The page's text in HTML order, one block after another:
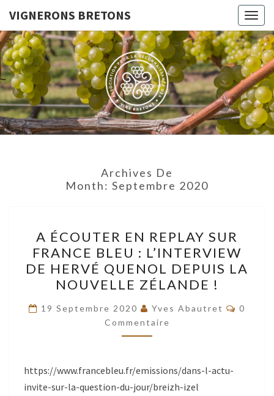
VIGNERONS BRETONS
Le Site De
L'Association
Pour La
Reconnaissance
Des Vins
Bretons
Archives De
Month: Septembre 2020
ÉCOUTER
EN
REPLAY
SUR
FRANCE
BLEU
:
DE
HERVÉ
A ÉCOUTER EN REPLAY SUR
FRANCE BLEU : L’INTERVIEW
DE HERVÉ QUENOL DEPUIS LA
NOUVELLE ZÉLANDE !
19 Septembre 2020 Yves Abautret
0
Commentaire
https://www.francebleu.fr/emissions/dans-l-actu-
invite-sur-la-question-du-jour/breizh-izel